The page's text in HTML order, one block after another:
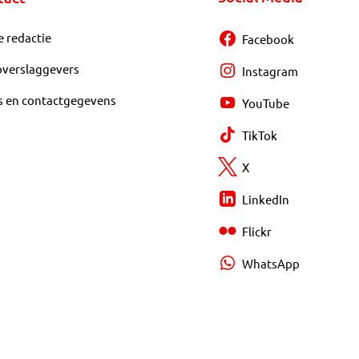
redactie
en contactgegevens
Facebook
Instagram
YouTube
TikTok
X
LinkedIn
Flickr
WhatsApp